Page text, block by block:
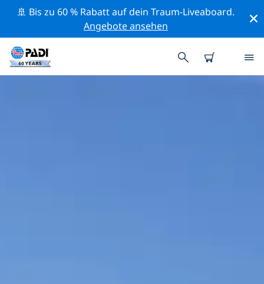
🚢 Bis zu 60 % Rabatt auf dein Traum-Liveaboard.
Angebote ansehen